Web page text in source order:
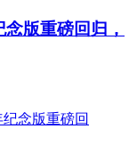
版重磅回归，